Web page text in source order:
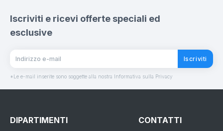
Iscriviti e ricevi offerte speciali ed
esclusive
Iscriviti
*Le e-mail inserite sono soggette alla nostra Informativa sulla Privacy
DIPARTIMENTI CONTATTI